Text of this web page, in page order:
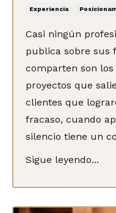
Experiencia
Casi ningún
publica sobre sus
comparten son
proyectos que
clientes que
fracaso, cuando
silencio tiene un
Sigue leyendo...